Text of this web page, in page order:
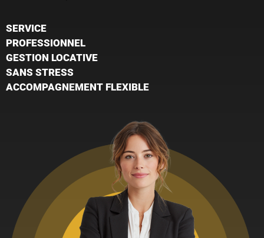
SERVICE
PROFESSIONNEL
GESTION LOCATIVE
SANS STRESS
ACCOMPAGNEMENT FLEXIBLE